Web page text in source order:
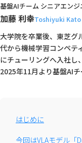
基盤AIチーム シニアエンジ
加藤 利幸Toshiyuki Kato
大学院を卒業後、東芝グ
代から機械学習コンペ
にチューリングへ入社
2025年11月より基盤AIチ
はじめに
今回はVLAモデル「